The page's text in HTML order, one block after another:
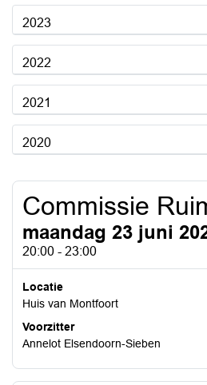
2023
2022
2021
2020
Commissie
maandag 23 juni
20:00 - 23:00
Locatie
Huis van Montfoort
Voorzitter
Annelot Elsendoorn-Sieben